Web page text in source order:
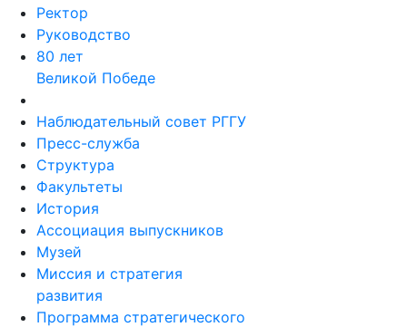
Ректор
Руководство
80 лет
Великой Победе
Наблюдательный совет РГГУ
Пресс-служба
Структура
Факультеты
История
Ассоциация выпускников
Музей
Миссия и стратегия
развития
Программа стратегического